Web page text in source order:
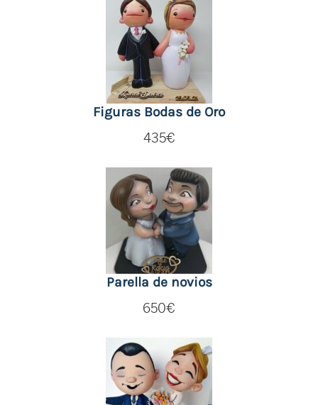
Figuras Bodas de Oro
435€
Parella de novios
650€